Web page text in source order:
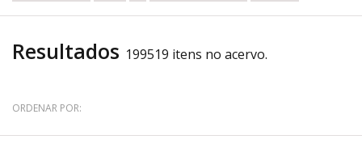
Até
Povo Indígena
Resultados 199519 itens no acervo.
ORDENAR POR: